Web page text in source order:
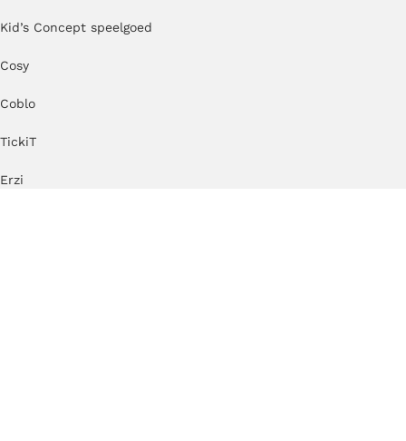
Kid’s Concept speelgoed
Cosy
Coblo
TickiT
Erzi